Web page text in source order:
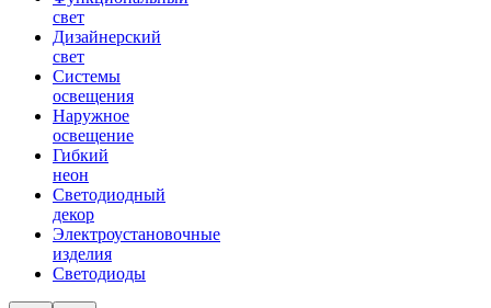
свет
Дизайнерский
свет
Системы
освещения
Наружное
освещение
Гибкий
неон
Светодиодный
декор
Электроустановочные
изделия
Светодиоды